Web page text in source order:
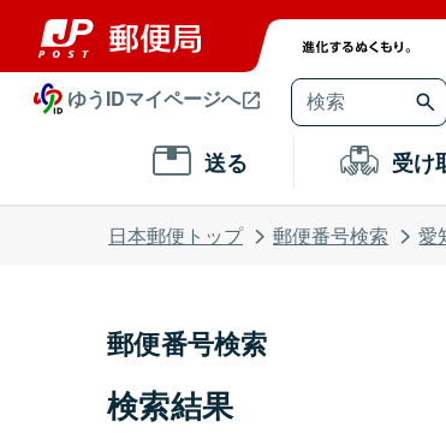
ゆうIDマイページへ
送る 受け
日本郵便トップ 郵便番号検索 愛
郵便番号検索
検索結果